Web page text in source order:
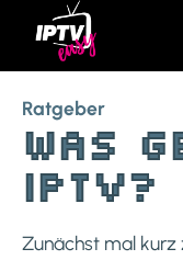
Ratgeber
Was
IPTV?
Zunächst mal kurz